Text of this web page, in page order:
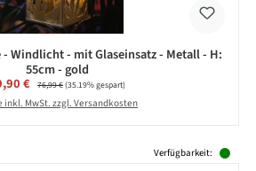
55cm - gold
€ Regulärer Preis:
76,99 €(35.19% gespart)
inkl. MwSt. zzgl. Versandkosten
Verfügbarkeit: